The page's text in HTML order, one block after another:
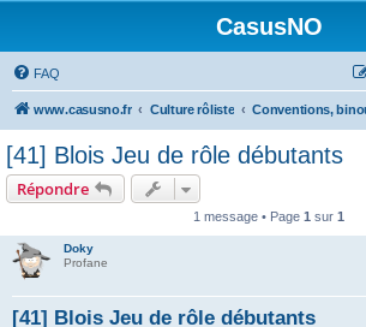
CasusNO
FAQ
www.casusno.fr Culture rôliste
[41] Blois Jeu de rôle débutants
Répondre
1 message • Page 1 sur 1
Doky
Profane
[41] Blois Jeu de rôle débutants